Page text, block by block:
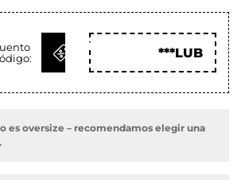
OBTENER
***LUB
es oversize – recomendamos elegir una